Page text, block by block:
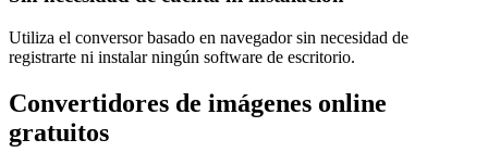
Utiliza el conversor basado en navegador sin necesidad de
registrarte ni instalar ningún software de escritorio.
Convertidores de imágenes online
gratuitos